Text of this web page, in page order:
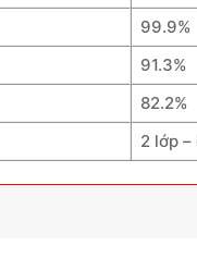
99.9%
91.3%
82.2%
2 lớp